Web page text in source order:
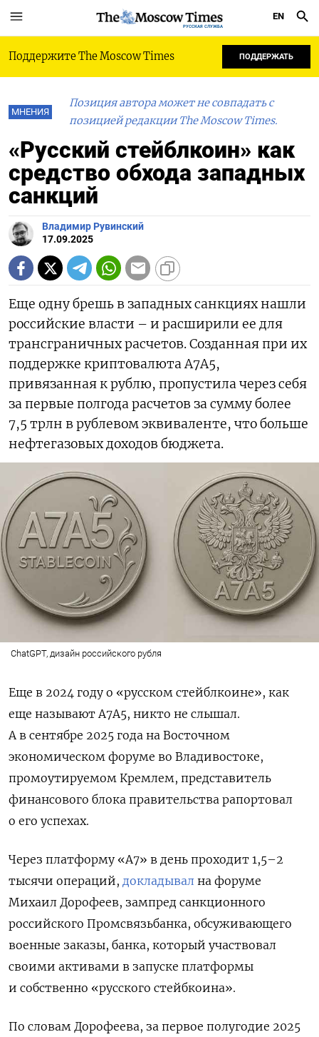
РУССКАЯ СЛУЖБА
EN
Поддержите The Moscow Times ПОДДЕРЖАТЬ
МНЕНИЯ
Позиция автора может не совпадать с
позицией редакции The Moscow Times.
«Русский стейблкоин» как
средство обхода западных
санкций
Владимир Рувинский
17.09.2025
Еще одну брешь в западных санкциях нашли
российские власти – и расширили ее для
трансграничных расчетов. Созданная при их
поддержке криптовалюта A7A5,
привязанная к рублю, пропустила через себя
за первые полгода расчетов за сумму более
7,5 трлн в рублевом эквиваленте, что больше
нефтегазовых доходов бюджета.
ChatGPT, дизайн российского рубля
Еще в 2024 году о «русском стейблкоине», как
еще называют A7A5, никто не слышал.
А в сентябре 2025 года на Восточном
экономическом форуме во Владивостоке,
промоутируемом Кремлем, представитель
финансового блока правительства рапортовал
о его успехах.
Через платформу «A7» в день проходит 1,5–2
тысячи операций, докладывал на форуме
Михаил Дорофеев, зампред санкционного
российского Промсвязьбанка, обсуживающего
военные заказы, банка, который участвовал
своими активами в запуске платформы
и собственно «русского стейбкоина».
По словам Дорофеева, за первое полугодие 2025